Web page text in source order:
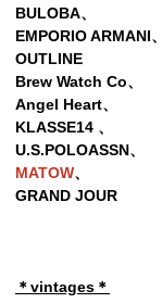
BULOBA、
EMPORIO ARMANI、
OUTLINE
Brew Watch Co、
Angel Heart、
KLASSE14 、
U.S.POLOASSN、
MATOW、
GRAND JOUR
＊vintages＊